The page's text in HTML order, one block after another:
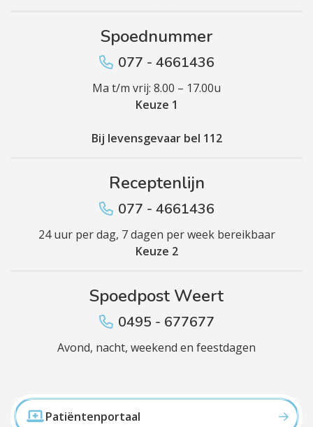
Spoednummer
077 - 4661436
Ma t/m vrij: 8.00 – 17.00u
Keuze 1
Bij levensgevaar bel 112
Receptenlijn
077 - 4661436
24 uur per dag, 7 dagen per week bereikbaar
Keuze 2
Spoedpost Weert
0495 - 677677
Avond, nacht, weekend en feestdagen
Patiëntenportaal